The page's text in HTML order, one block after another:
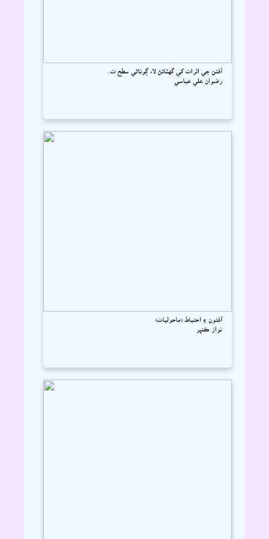
آفتن جي اثرات کي گهٽائڻ لاء ڳوٺاڻي سطح ت...
رضوان علي عباسي
آفتون ۽ احتياط (ماحوليات)
نواز ڪنڀر